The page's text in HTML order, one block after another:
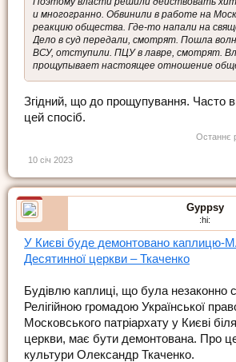
и многогранно. Обвинили в работе на
реакцию общества. Где-то напали на
Дело в суд передали, смотрят. Пошла
ВСУ, отступили. ПЦУ в лавре, смотрят.
прощупывает настоящее отношение
Згідний, що до прощупування. Часто
цей спосіб.
Останнє
10 січ 2023
Gyppsy
:hi:
У Києві буде демонтовано каплицю-
Десятинної церкви – Ткаченко
Будівлю каплиці, що була незаконно
Релігійною громадою Української
Московського патріархату у Києві
церкви, має бути демонтована. Про це
культури Олександр Ткаченко.